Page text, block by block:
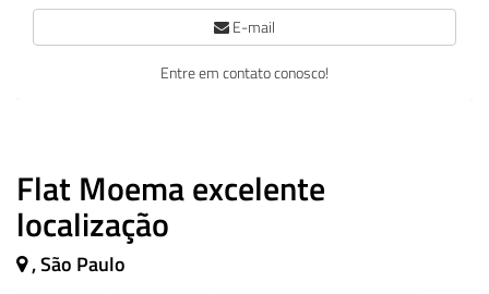
Flat Moema excelente
localização
, São Paulo
E-mail
Entre em contato conosco!